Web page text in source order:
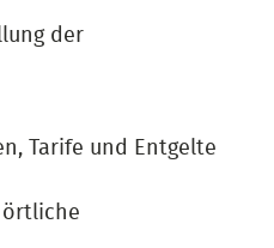
der
Tarife und Entgelte
örtliche